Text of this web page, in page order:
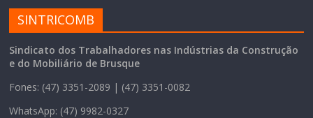
SINTRICOMB
Sindicato dos Trabalhadores nas Indústrias da Construção
e do Mobiliário de Brusque
Fones: (47) 3351-2089 | (47) 3351-0082
WhatsApp: (47) 9982-0327